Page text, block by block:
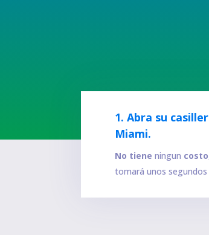
1. Abra su
Miami.
No tiene ningun costo
tomará unos segundos